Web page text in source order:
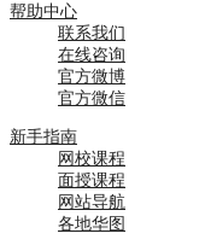
帮助中心
联系我们
在线咨询
官方微博
官方微信
新手指南
网校课程
面授课程
网站导航
各地华图